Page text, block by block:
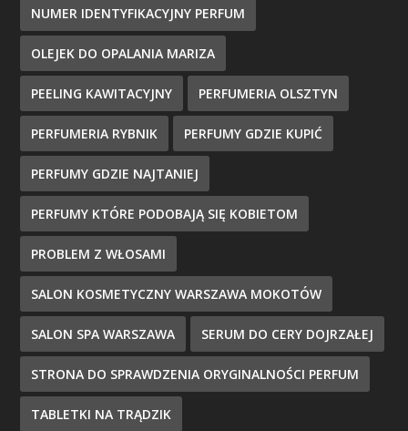
NUMER IDENTYFIKACYJNY PERFUM
OLEJEK DO OPALANIA MARIZA
PEELING KAWITACYJNY PERFUMERIA OLSZTYN
PERFUMERIA RYBNIK PERFUMY GDZIE KUPIĆ
PERFUMY GDZIE NAJTANIEJ
PERFUMY KTÓRE PODOBAJĄ SIĘ KOBIETOM
PROBLEM Z WŁOSAMI
SALON KOSMETYCZNY WARSZAWA MOKOTÓW
SALON SPA WARSZAWA SERUM DO CERY DOJRZAŁEJ
STRONA DO SPRAWDZENIA ORYGINALNOŚCI PERFUM
TABLETKI NA TRĄDZIK